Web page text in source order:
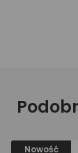
Nowość